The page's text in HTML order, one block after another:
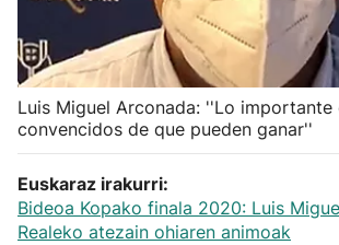
Balonmano
Kirolak 360
Atletismo
Carreras de montaña
Luis Miguel Arconada: ''Lo importante
convencidos de que pueden ganar''
Euskaraz irakurri:
Bideoa Kopako finala 2020: Luis
Realeko atezain ohiaren animoak